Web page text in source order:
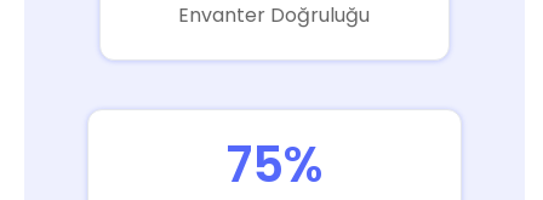
Envanter Doğruluğu
75%